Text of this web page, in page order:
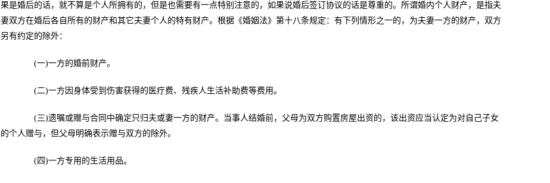
果是婚后的话，就不算是个人所拥有的，但是也需要有一点特别注意的，如果说婚后签订协议的话是尊重的。所谓婚内个人财产，是指夫
妻双方在婚后各自所有的财产和其它夫妻个人的特有财产。根据《婚姻法》第十八条规定：有下列情形之一的，为夫妻一方的财产，双方
另有约定的除外：
(一)一方的婚前财产。
(二)一方因身体受到伤害获得的医疗费、残疾人生活补助费等费用。
(三)遗嘱或赠与合同中确定只归夫或妻一方的财产。当事人结婚前，父母为双方购置房屋出资的，该出资应当认定为对自己子女
的个人赠与，但父母明确表示赠与双方的除外。
(四)一方专用的生活用品。